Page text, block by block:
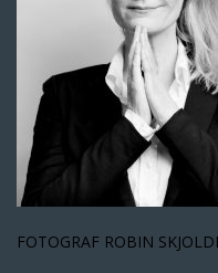
FOTOGRAF ROBIN